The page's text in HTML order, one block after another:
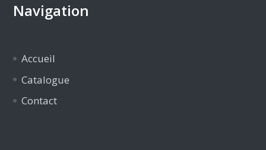
Navigation
Accueil
Catalogue
Contact